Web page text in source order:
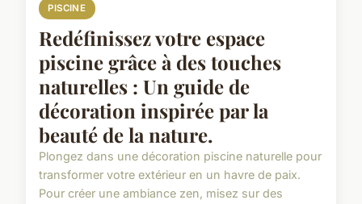
PISCINE
Redéfinissez votre espace
piscine grâce à des touches
naturelles : Un guide de
décoration inspirée par la
beauté de la nature.
Plongez dans une décoration piscine naturelle pour
transformer votre extérieur en un havre de paix.
Pour créer une ambiance zen, misez sur des